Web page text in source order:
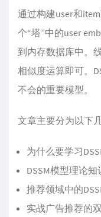
通过构建user和
个“塔”中的user
到内存数据库中。
相似度运算即可。
不会的重要模型。
文章主要分为以下
为什么要学习
DSSM模型理论知
推荐领域中的
实战广告推荐的